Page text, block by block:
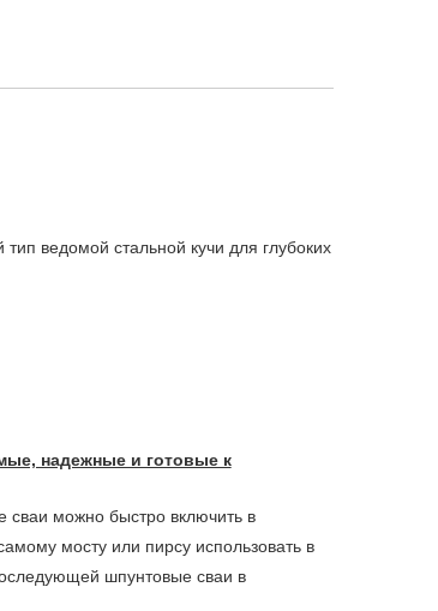
ведомой стальной кучи для глубоких
надежные и готовые к
сваи можно быстро включить в
мосту или пирсу использовать в
шпунтовые сваи в